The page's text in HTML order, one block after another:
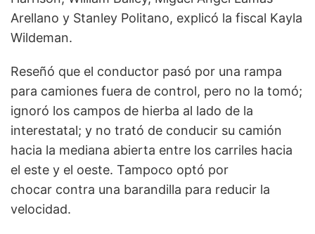
Arellano y Stanley Politano, explicó la fiscal Kayla
Wildeman.
Reseñó que el conductor pasó por una rampa
para camiones fuera de control, pero no la tomó;
ignoró los campos de hierba al lado de la
interestatal; y no trató de conducir su camión
hacia la mediana abierta entre los carriles hacia
el este y el oeste. Tampoco optó por
chocar contra una barandilla para reducir la
velocidad.